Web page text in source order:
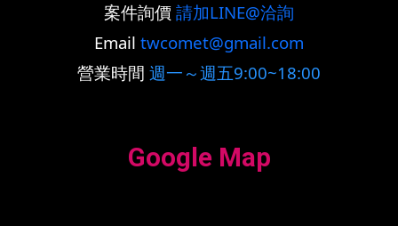
案件詢價 請加LINE@洽詢
Email twcomet@gmail.com
營業時間 週一～週五9:00~18:00
Google Map